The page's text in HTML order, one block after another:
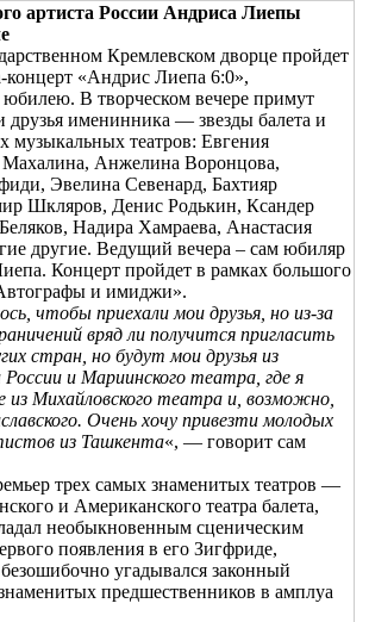
артиста России Андриса Лиепы
Кремлевском дворце пройдет
концерт «Андрис Лиепа 6:0»,
В творческом вечере примут
друзья именинника — звезды балета и
музыкальных театров: Евгения
Анжелина Воронцова,
Эвелина Севенард, Бахтияр
Шкляров, Денис Родькин, Ксандер
Надира Хамраева, Анастасия
другие. Ведущий вечера – сам юбиляр
Концерт пройдет в рамках большого
и имиджи».
чтобы приехали мои друзья, но из-за
вряд ли получится пригласить
стран, но будут мои друзья из
и Мариинского театра, где я
Михайловского театра и, возможно,
Очень хочу привезти молодых
из Ташкента«, — говорит сам
трех самых знаменитых театров —
и Американского театра балета,
необыкновенным сценическим
появления в его Зигфриде,
угадывался законный
предшественников в амплуа